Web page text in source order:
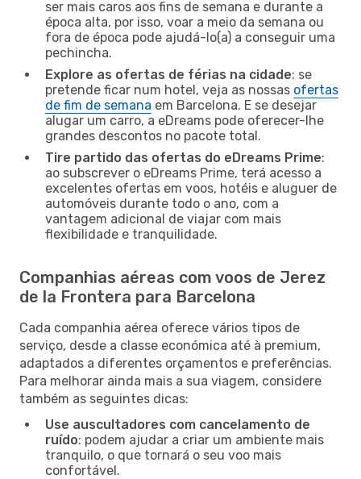
ser mais caros aos fins de semana e durante a
época alta, por isso, voar a meio da semana ou
fora de época pode ajudá-lo(a) a conseguir uma
pechincha.
Explore as ofertas de férias na cidade: se
pretende ficar num hotel, veja as nossas ofertas
de fim de semana em Barcelona. E se desejar
alugar um carro, a eDreams pode oferecer-lhe
grandes descontos no pacote total.
Tire partido das ofertas do eDreams Prime:
ao subscrever o eDreams Prime, terá acesso a
excelentes ofertas em voos, hotéis e aluguer de
automóveis durante todo o ano, com a
vantagem adicional de viajar com mais
flexibilidade e tranquilidade.
Companhias aéreas com voos de Jerez
de la Frontera para Barcelona
Cada companhia aérea oferece vários tipos de
serviço, desde a classe económica até à premium,
adaptados a diferentes orçamentos e preferências.
Para melhorar ainda mais a sua viagem, considere
também as seguintes dicas:
Use auscultadores com cancelamento de
ruído: podem ajudar a criar um ambiente mais
tranquilo, o que tornará o seu voo mais
confortável.